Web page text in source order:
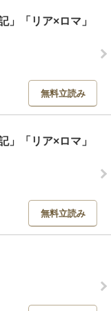
」「リア×ロマ」
無料立読み
」「リア×ロマ」
無料立読み